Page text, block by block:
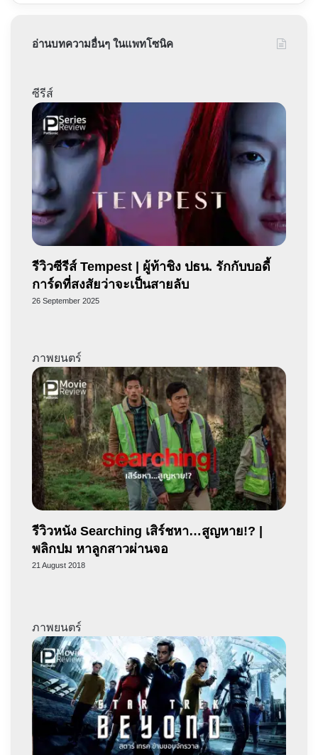
อ่านบทความอื่นๆ ในแพทโซนิค
ซีรีส์
รีวิวซีรีส์ Tempest | ผู้ท้าชิง ปธน. รักกับบอดี้
การ์ดที่สงสัยว่าจะเป็นสายลับ
26 September 2025
ภาพยนตร์
รีวิวหนัง Searching เสิร์ชหา…สูญหาย!? |
พลิกปม หาลูกสาวผ่านจอ
21 August 2018
ภาพยนตร์